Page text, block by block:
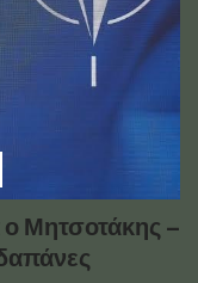
Μητσοτάκης –